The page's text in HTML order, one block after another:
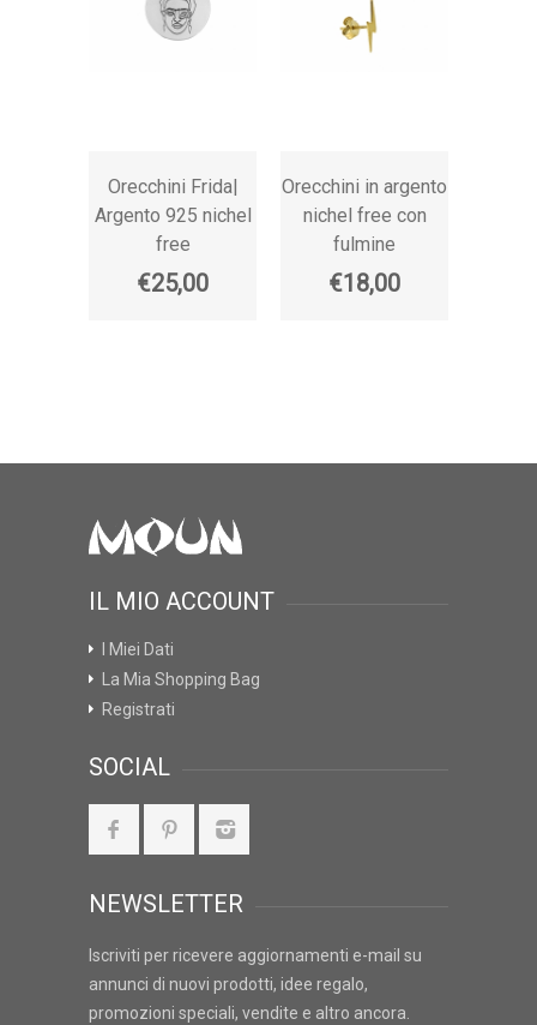
Orecchini Frida|
Argento 925 nichel
free
€25,00
Orecchini in argento
nichel free con
fulmine
€18,00
IL MIO ACCOUNT
I Miei Dati
La Mia Shopping Bag
Registrati
SOCIAL
NEWSLETTER
Iscriviti per ricevere aggiornamenti e-mail su
annunci di nuovi prodotti, idee regalo,
promozioni speciali, vendite e altro ancora.